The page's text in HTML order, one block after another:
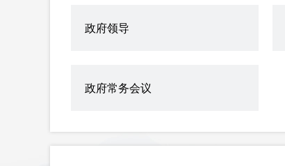
政府领导
政府常务会议